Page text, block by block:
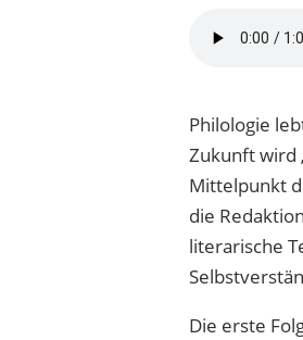
Philologie
Zukunft wird
Mittelpunkt
die
literarische
Die erste